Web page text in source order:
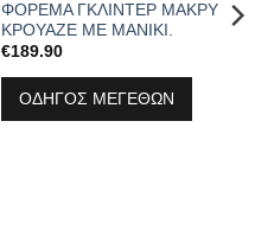
ΦΟΡΕΜΑ ΓΚΛΙΝΤΕΡ ΜΑΚΡΥ
ΚΡΟΥΑΖΕ ΜΕ ΜΑΝΙΚΙ.
€189.90
ΟΔΗΓΟΣ ΜΕΓΕΘΩΝ